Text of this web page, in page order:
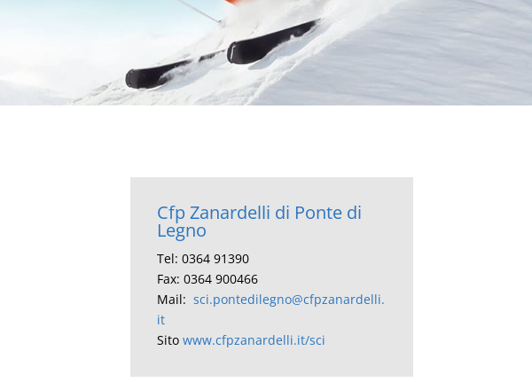
Cfp Zanardelli di Ponte di
Legno
Tel: 0364 91390
Fax: 0364 900466
Mail: sci.pontedilegno@cfpzanardelli.
it
Sito www.cfpzanardelli.it/sci